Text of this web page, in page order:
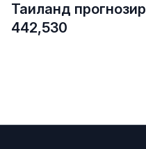
Таиланд
442,530